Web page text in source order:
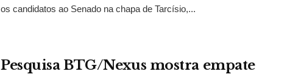
os candidatos ao Senado na chapa de Tarcísio,...
Pesquisa BTG/Nexus mostra empate